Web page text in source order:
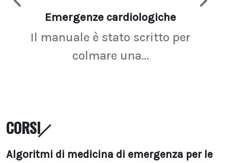
Emergenze cardiologiche
Il manuale è stato scritto per
colmare una...
CORSI
Algoritmi di medicina di emergenza per le